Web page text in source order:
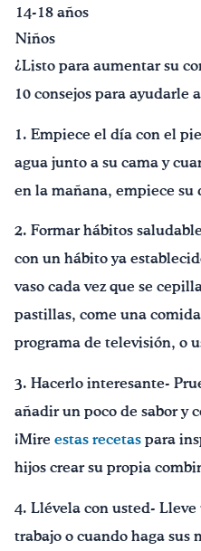
14-18 años
Niños
¿Listo para aumentar su
10 consejos para ayudarle
1. Empiece el día con el
agua junto a su cama y
en la mañana, empiece su
2. Formar hábitos
con un hábito ya
vaso cada vez que se
pastillas, come una
programa de televisión, o
3. Hacerlo interesante-
añadir un poco de sabor y
¡Mire estas recetas para
hijos crear su propia
4. Llévela con usted-
trabajo o cuando haga sus